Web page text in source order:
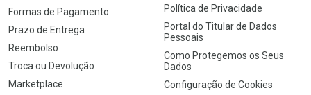
Formas de Pagamento
Prazo de Entrega
Reembolso
Troca ou Devolução
Marketplace
Política de Privacidade
Portal do Titular de Dados
Pessoais
Como Protegemos os Seus
Dados
Configuração de Cookies